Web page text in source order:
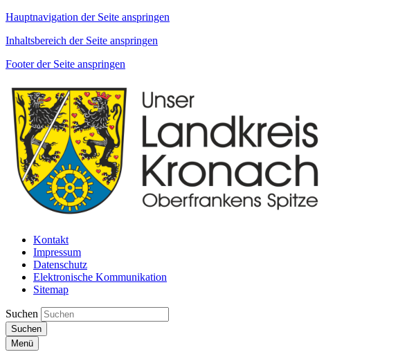
Hauptnavigation der Seite anspringen
Inhaltsbereich der Seite anspringen
Footer der Seite anspringen
Kontakt
Impressum
Datenschutz
Elektronische Kommunikation
Sitemap
Suchen
Suchen
Menü